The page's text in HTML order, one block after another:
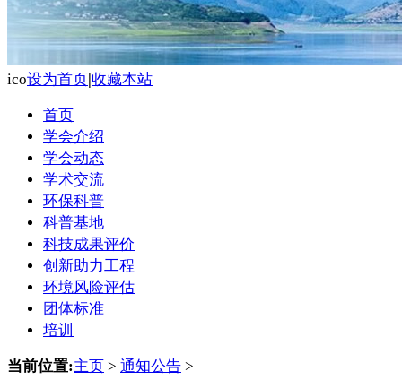
ico设为首页|收藏本站
首页
学会介绍
学会动态
学术交流
环保科普
科普基地
科技成果评价
创新助力工程
环境风险评估
团体标准
培训
当前位置:主页 > 通知公告 >